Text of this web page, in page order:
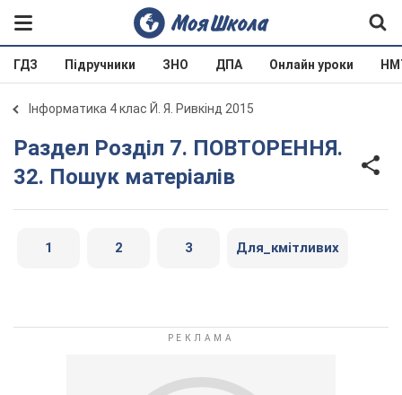
ГДЗ Підручники ЗНО ДПА Онлайн уроки
Інформатика 4 клас Й. Я. Ривкінд 2015
Раздел Розділ 7. ПОВТОРЕННЯ.
32. Пошук матеріалів
1 2 3 Для_кмітливих